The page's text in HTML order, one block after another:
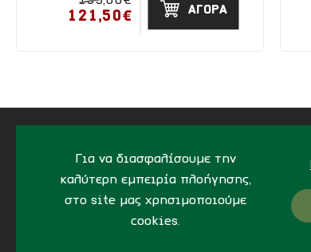
Για να διασφαλίσουμε την
καλύτερη εμπειρία πλοήγησης,
στο site μας χρησιμοποιούμε
cookies.
121,50€ ΑΓΟΡΑ
ΔΙΕΥΘΥΝΣΗ
Ίδης 7, Ηράκλειο Kρήτης,